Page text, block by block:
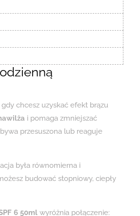
chcesz uzyskać efekt brązu
i pomaga zmniejszać
przesuszona lub reaguje
była równomierna i
budować stopniowy, ciepły
6 50ml wyróżnia połączenie: